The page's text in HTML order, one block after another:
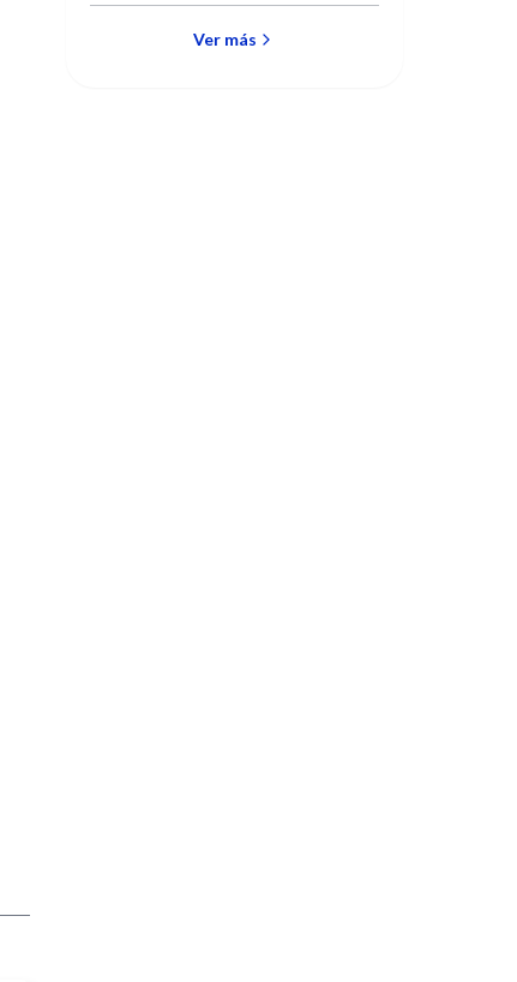
las formas más
discapacitantes
nuevos blancos terapéuticos.
Ver más